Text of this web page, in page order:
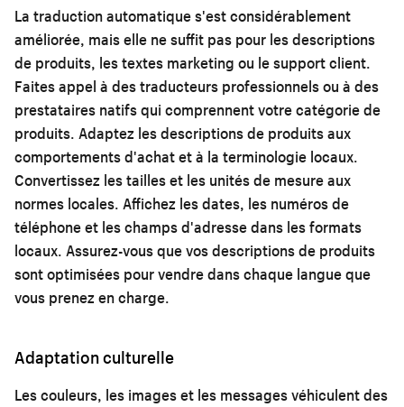
La traduction automatique s'est considérablement
améliorée, mais elle ne suffit pas pour les descriptions
de produits, les textes marketing ou le support client.
Faites appel à des traducteurs professionnels ou à des
prestataires natifs qui comprennent votre catégorie de
produits. Adaptez les descriptions de produits aux
comportements d'achat et à la terminologie locaux.
Convertissez les tailles et les unités de mesure aux
normes locales. Affichez les dates, les numéros de
téléphone et les champs d'adresse dans les formats
locaux. Assurez-vous que vosdescriptions de produits
sont optimisées pour vendredans chaque langue que
vous prenez en charge.
Adaptation culturelle
Les couleurs, les images et les messages véhiculent des